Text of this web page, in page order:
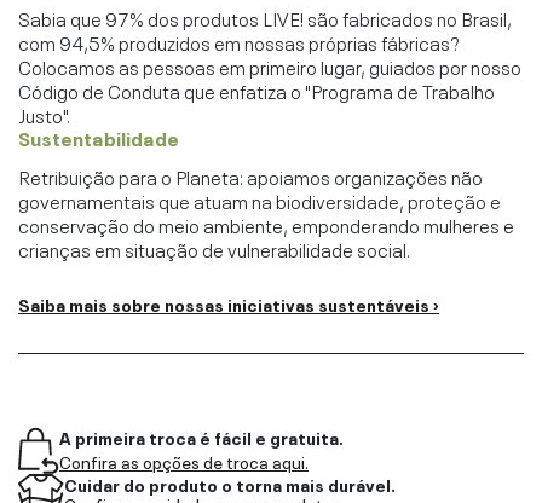
Sabia que 97% dos produtos LIVE! são fabricados no Brasil,
com 94,5% produzidos em nossas próprias fábricas?
Colocamos as pessoas em primeiro lugar, guiados por nosso
Código de Conduta que enfatiza o "Programa de Trabalho
Justo".
Sustentabilidade
Retribuição para o Planeta: apoiamos organizações não
governamentais que atuam na biodiversidade, proteção e
conservação do meio ambiente, emponderando mulheres e
crianças em situação de vulnerabilidade social.
Saiba mais sobre nossas iniciativas sustentáveis ›
A primeira troca é fácil e gratuita.
Confira as opções de troca aqui.
Cuidar do produto o torna mais durável.